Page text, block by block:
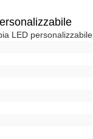
LED personalizzabile